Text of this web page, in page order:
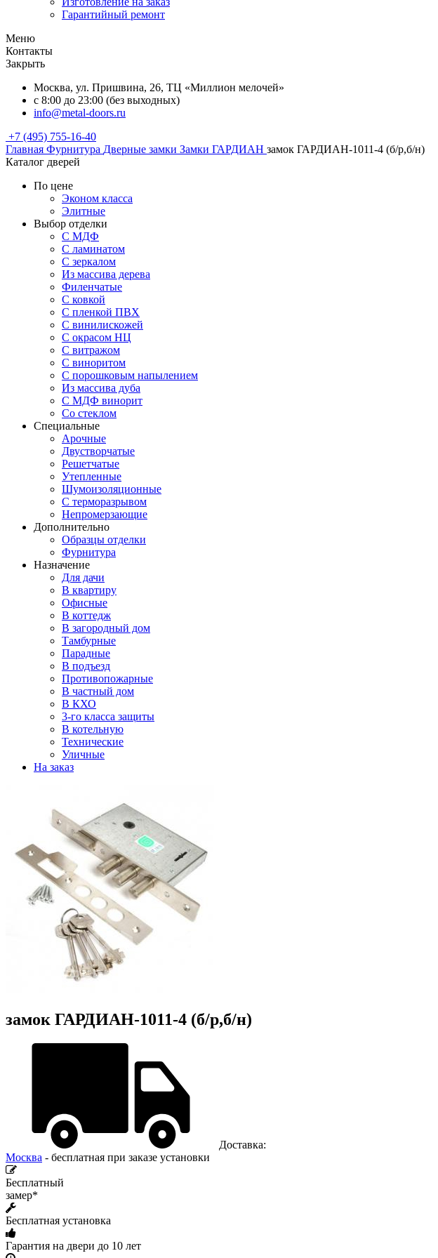
Гарантийный ремонт
Меню
Контакты
Закрыть
Москва, ул. Пришвина, 26, ТЦ «Миллион мелочей»
с 8:00 до 23:00 (без выходных)
info@metal-doors.ru
+7 (495) 755-16-40
Главная Фурнитура Дверные замки Замки ГАРДИАН замок ГАРДИАН-1011-4 (б/р,б/н)
Каталог дверей
По цене
Эконом класса
Элитные
Выбор отделки
С МДФ
С ламинатом
С зеркалом
Из массива дерева
Филенчатые
С ковкой
С пленкой ПВХ
С винилискожей
С окрасом НЦ
С витражом
С виноритом
С порошковым напылением
Из массива дуба
С МДФ винорит
Со стеклом
Специальные
Арочные
Двустворчатые
Решетчатые
Утепленные
Шумоизоляционные
С терморазрывом
Непромерзающие
Дополнительно
Образцы отделки
Фурнитура
Назначение
Для дачи
В квартиру
Офисные
В коттедж
В загородный дом
Тамбурные
Парадные
В подъезд
Противопожарные
В частный дом
В КХО
3-го класса защиты
В котельную
Технические
Уличные
На заказ
замок ГАРДИАН-1011-4 (б/р,б/н)
Доставка:
Москва - бесплатная при заказе установки
Бесплатный
замер*
Бесплатная установка
Гарантия на двери до 10 лет